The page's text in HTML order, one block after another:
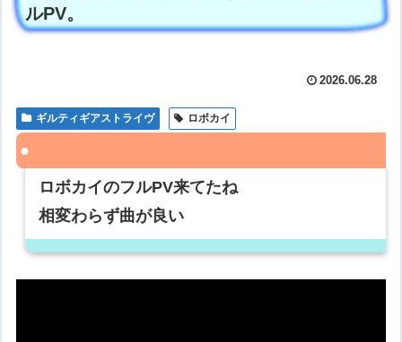
ルPV。
2026.06.28
ギルティギアストライヴ ロボカイ
ロボカイのフルPV来てたね
相変わらず曲が良い